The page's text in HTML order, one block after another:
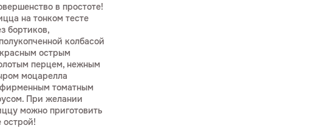
в простоте!
на тонком тесте
бортиков,
колбасой
острым
перцем, нежным
моцарелла
томатным
При желании
можно приготовить
острой!